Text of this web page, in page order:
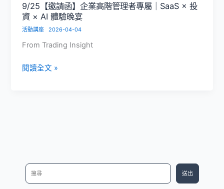
業
服
務
管
的
9/25【邀請函】企業高階管理者專屬｜SaaS × 投
資 × AI 體驗晚宴
活動講座 2026-04-04
From Trading Insight
9/25【邀
理
閱讀全文 »
送出